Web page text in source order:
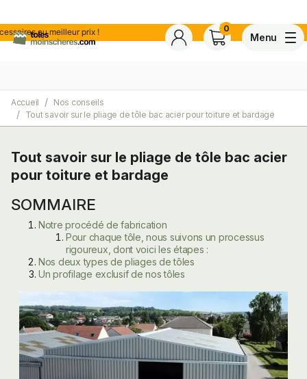
au meilleur prix ! 0
Menu
Accueil
Nos conseils
Tout savoir sur le pliage de tôle bac acier pour toiture et bardage
Tout savoir sur le pliage de tôle bac acier
pour toiture et bardage
SOMMAIRE
Notre procédé de fabrication
Pour chaque tôle, nous suivons un processus
rigoureux, dont voici les étapes :
Nos deux types de pliages de tôles
Un profilage exclusif de nos tôles